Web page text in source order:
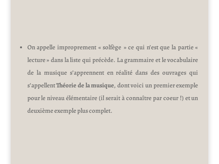
On appelle improprement « solfège » ce qui n’est que la partie «
lecture » dans la liste qui précède. La grammaire et le vocabulaire
de la musique s’apprennent en réalité dans des ouvrages qui
s’appellentThéorie de la musique, dont voici un premier exemple
pour le niveau élémentaire (il serait à connaître par coeur !) et un
deuxième exemple plus complet.